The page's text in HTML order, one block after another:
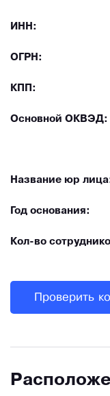
ИНН:
ОГРН:
КПП:
Основной ОКВЭД:
Название юр
Год основания:
Кол-во
Проверить